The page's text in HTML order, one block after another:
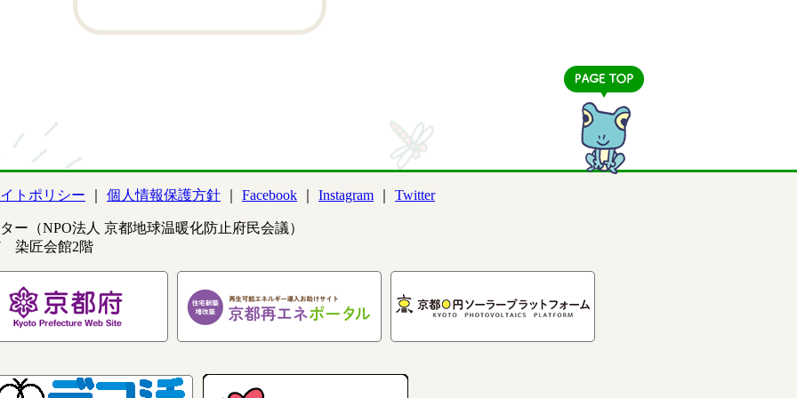
トポリシー 個人情報保護方針 Facebook Instagram Twitter
ー（NPO法人 京都地球温暖化防止府民会議）
染匠会館2階